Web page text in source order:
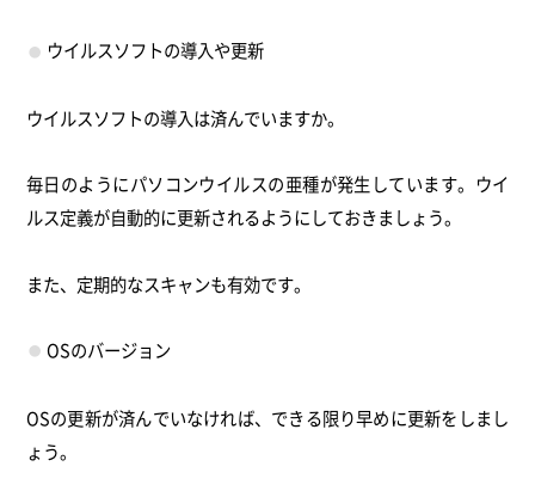
ウイルスソフトの導入や更新
ウイルスソフトの導入は済んでいますか。
毎日のようにパソコンウイルスの亜種が発生しています。 ウイ
ルス定義が自動的に更新されるようにしておきましょう。
また、定期的なスキャンも有効です。
OSのバージョン
OSの更新が済んでいなければ、できる限り早めに更新をしまし
ょう。